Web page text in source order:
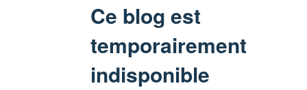
Ce blog est
temporairement
indisponible